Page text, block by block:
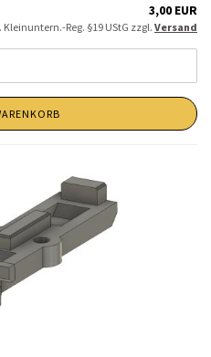
3,00 EUR
Reg. §19 UStG zzgl. Versand